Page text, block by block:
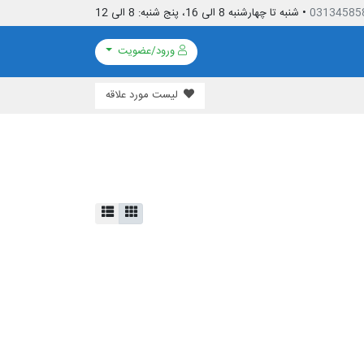
• شنبه تا چهارشنبه 8 الی 16، پنج شنبه: 8 الی 12
ورود/عضویت
لیست مورد علاقه